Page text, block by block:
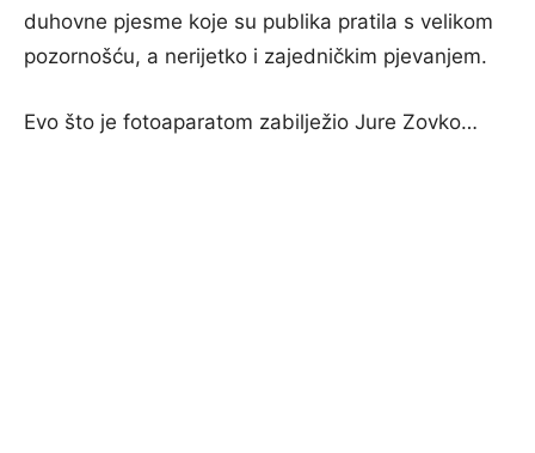
duhovne pjesme koje su publika pratila s velikom
pozornošću, a nerijetko i zajedničkim pjevanjem.
Evo što je fotoaparatom zabilježio Jure Zovko…